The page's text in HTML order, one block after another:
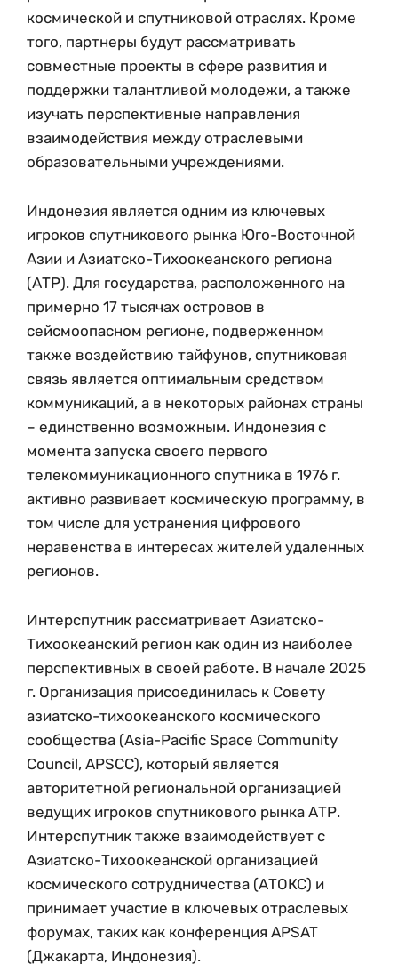
космической и спутниковой отраслях. Кроме
того, партнеры будут рассматривать
совместные проекты в сфере развития и
поддержки талантливой молодежи, а также
изучать перспективные направления
взаимодействия между отраслевыми
образовательными учреждениями.
Индонезия является одним из ключевых
игроков спутникового рынка Юго-Восточной
Азии и Азиатско-Тихоокеанского региона
(АТР). Для государства, расположенного на
примерно 17 тысячах островов в
сейсмоопасном регионе, подверженном
также воздействию тайфунов, спутниковая
связь является оптимальным средством
коммуникаций, а в некоторых районах страны
– единственно возможным. Индонезия с
момента запуска своего первого
телекоммуникационного спутника в 1976 г.
активно развивает космическую программу, в
том числе для устранения цифрового
неравенства в интересах жителей удаленных
регионов.
Интерспутник рассматривает Азиатско-
Тихоокеанский регион как один из наиболее
перспективных в своей работе. В начале 2025
г. Организация присоединилась к Совету
азиатско-тихоокеанского космического
сообщества (Asia-Pacific Space Community
Council, APSCC), который является
авторитетной региональной организацией
ведущих игроков спутникового рынка АТР.
Интерспутник также взаимодействует с
Азиатско-Тихоокеанской организацией
космического сотрудничества (АТОКС) и
принимает участие в ключевых отраслевых
форумах, таких как конференция APSAT
(Джакарта, Индонезия).